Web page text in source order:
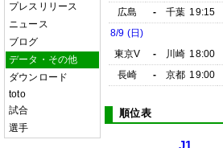
プレスリリース
ニュース
ブログ
データ・その他
ダウンロード
toto
試合
選手
広島
- 千葉 19:15
8/9 (日)
東京V
- 川崎 18:00
長崎
- 京都 19:00
順位表